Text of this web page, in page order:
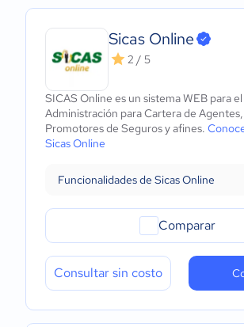
Sicas Online
2 / 5
SICAS Online es un sistema WEB para
Administración para Cartera de
Promotores de Seguros y afines.
Sicas Online
Funcionalidades de Sicas Online
Comparar
Consultar sin costo